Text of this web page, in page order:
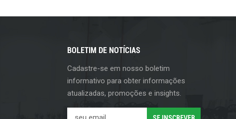
BOLETIM DE NOTÍCIAS
Cadastre-se em nosso boletim
informativo para obter informações
atualizadas, promoções e insights.